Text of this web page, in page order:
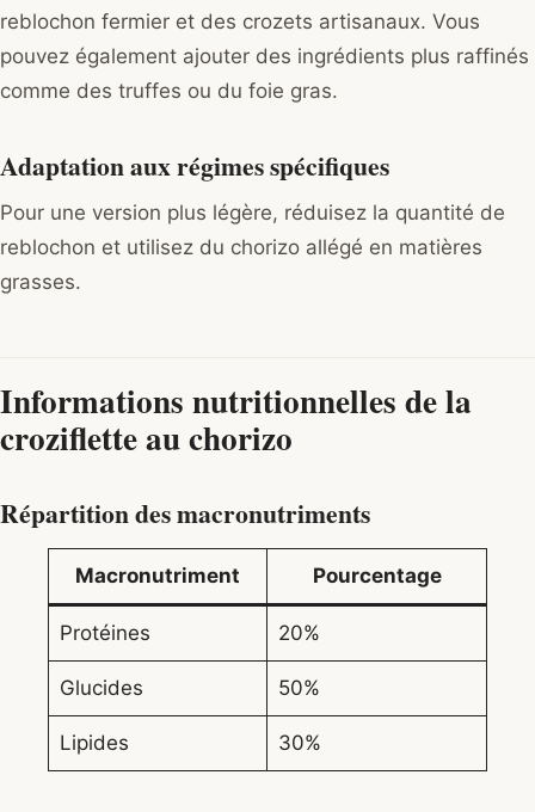
reblochon fermier et des crozets artisanaux. Vous
pouvez également ajouter des ingrédients plus raffinés
comme des truffes ou du foie gras.
Adaptation aux régimes spécifiques
Pour une version plus légère, réduisez la quantité de
reblochon et utilisez du chorizo allégé en matières
grasses.
Informations nutritionnelles de la
croziflette au chorizo
Répartition des macronutriments
Macronutriment Pourcentage
Protéines 20%
Glucides 50%
Lipides 30%